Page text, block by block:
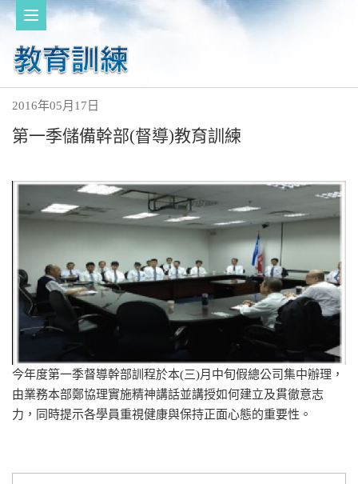
2016年05月17日
第一季儲備幹部(督導)教育訓練
今年度第一季督導幹部訓程於本(三)月中旬假總公司集中辦理，
由業務本部鄭協理實施精神講話並講授如何建立及貫徹意志
力，同時提示各學員重視健康與保持正面心態的重要性。